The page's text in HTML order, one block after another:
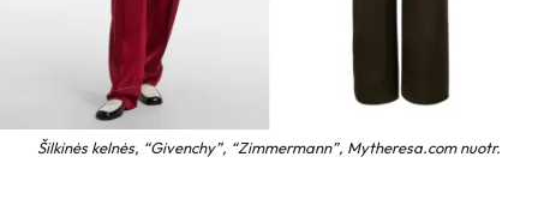
Šilkinės kelnės, “Givenchy”, “Zimmermann”, Mytheresa.com nuotr.